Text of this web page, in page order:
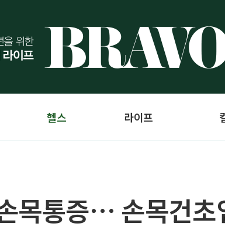
헬스 라이프
목통증… 손목건초